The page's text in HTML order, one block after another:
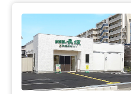
家族葬の長坂 東所沢の詳細へ